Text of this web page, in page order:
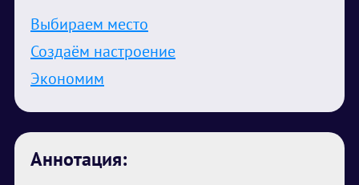
Выбираем место
Создаём настроение
Экономим
Аннотация: